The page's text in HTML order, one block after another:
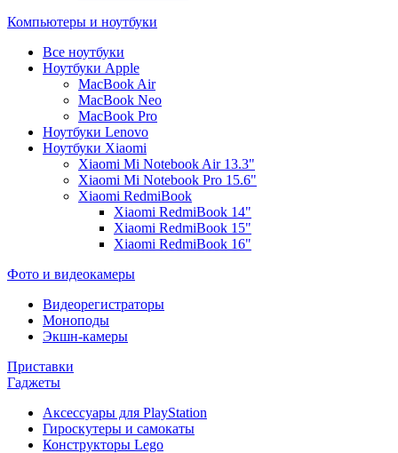
Компьютеры и ноутбуки
Все ноутбуки
Ноутбуки Apple
MacBook Air
MacBook Neo
MacBook Pro
Ноутбуки Lenovo
Ноутбуки Xiaomi
Xiaomi Mi Notebook Air 13.3"
Xiaomi Mi Notebook Pro 15.6"
Xiaomi RedmiBook
Xiaomi RedmiBook 14"
Xiaomi RedmiBook 15"
Xiaomi RedmiBook 16"
Фото и видеокамеры
Видеорегистраторы
Моноподы
Экшн-камеры
Приставки
Гаджеты
Аксессуары для PlayStation
Гироскутеры и самокаты
Конструкторы Lego